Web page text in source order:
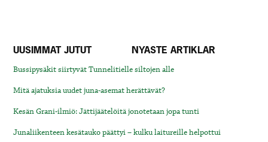
UUSIMMAT JUTUT NYASTE ARTIKLAR
Bussipysäkit siirtyvät Tunnelitielle siltojen alle
Mitä ajatuksia uudet juna-asemat herättävät?
Kesän Grani-ilmiö: Jättijäätelöitä jonotetaan jopa tunti
Junaliikenteen kesätauko päättyi – kulku laitureille helpottui